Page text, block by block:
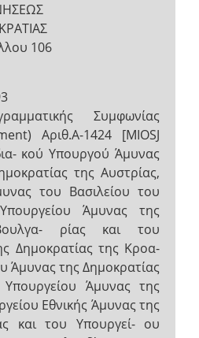
106
Συμφωνίας
Αριθ.Α-1424 [MIOSJ
κού Υπουργού Άμυνας
της Αυστρίας,
του Βασιλείου του
Άμυνας της
ρίας και του
Δημοκρατίας της Κροα-
Άμυνας της Δημοκρατίας
Άμυνας της
Εθνικής Άμυνας της
και του Υπουργεί- ου